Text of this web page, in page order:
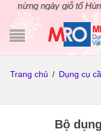
ngày giỗ tổ Hùng
Trang chủ / Dụng cụ
Bộ